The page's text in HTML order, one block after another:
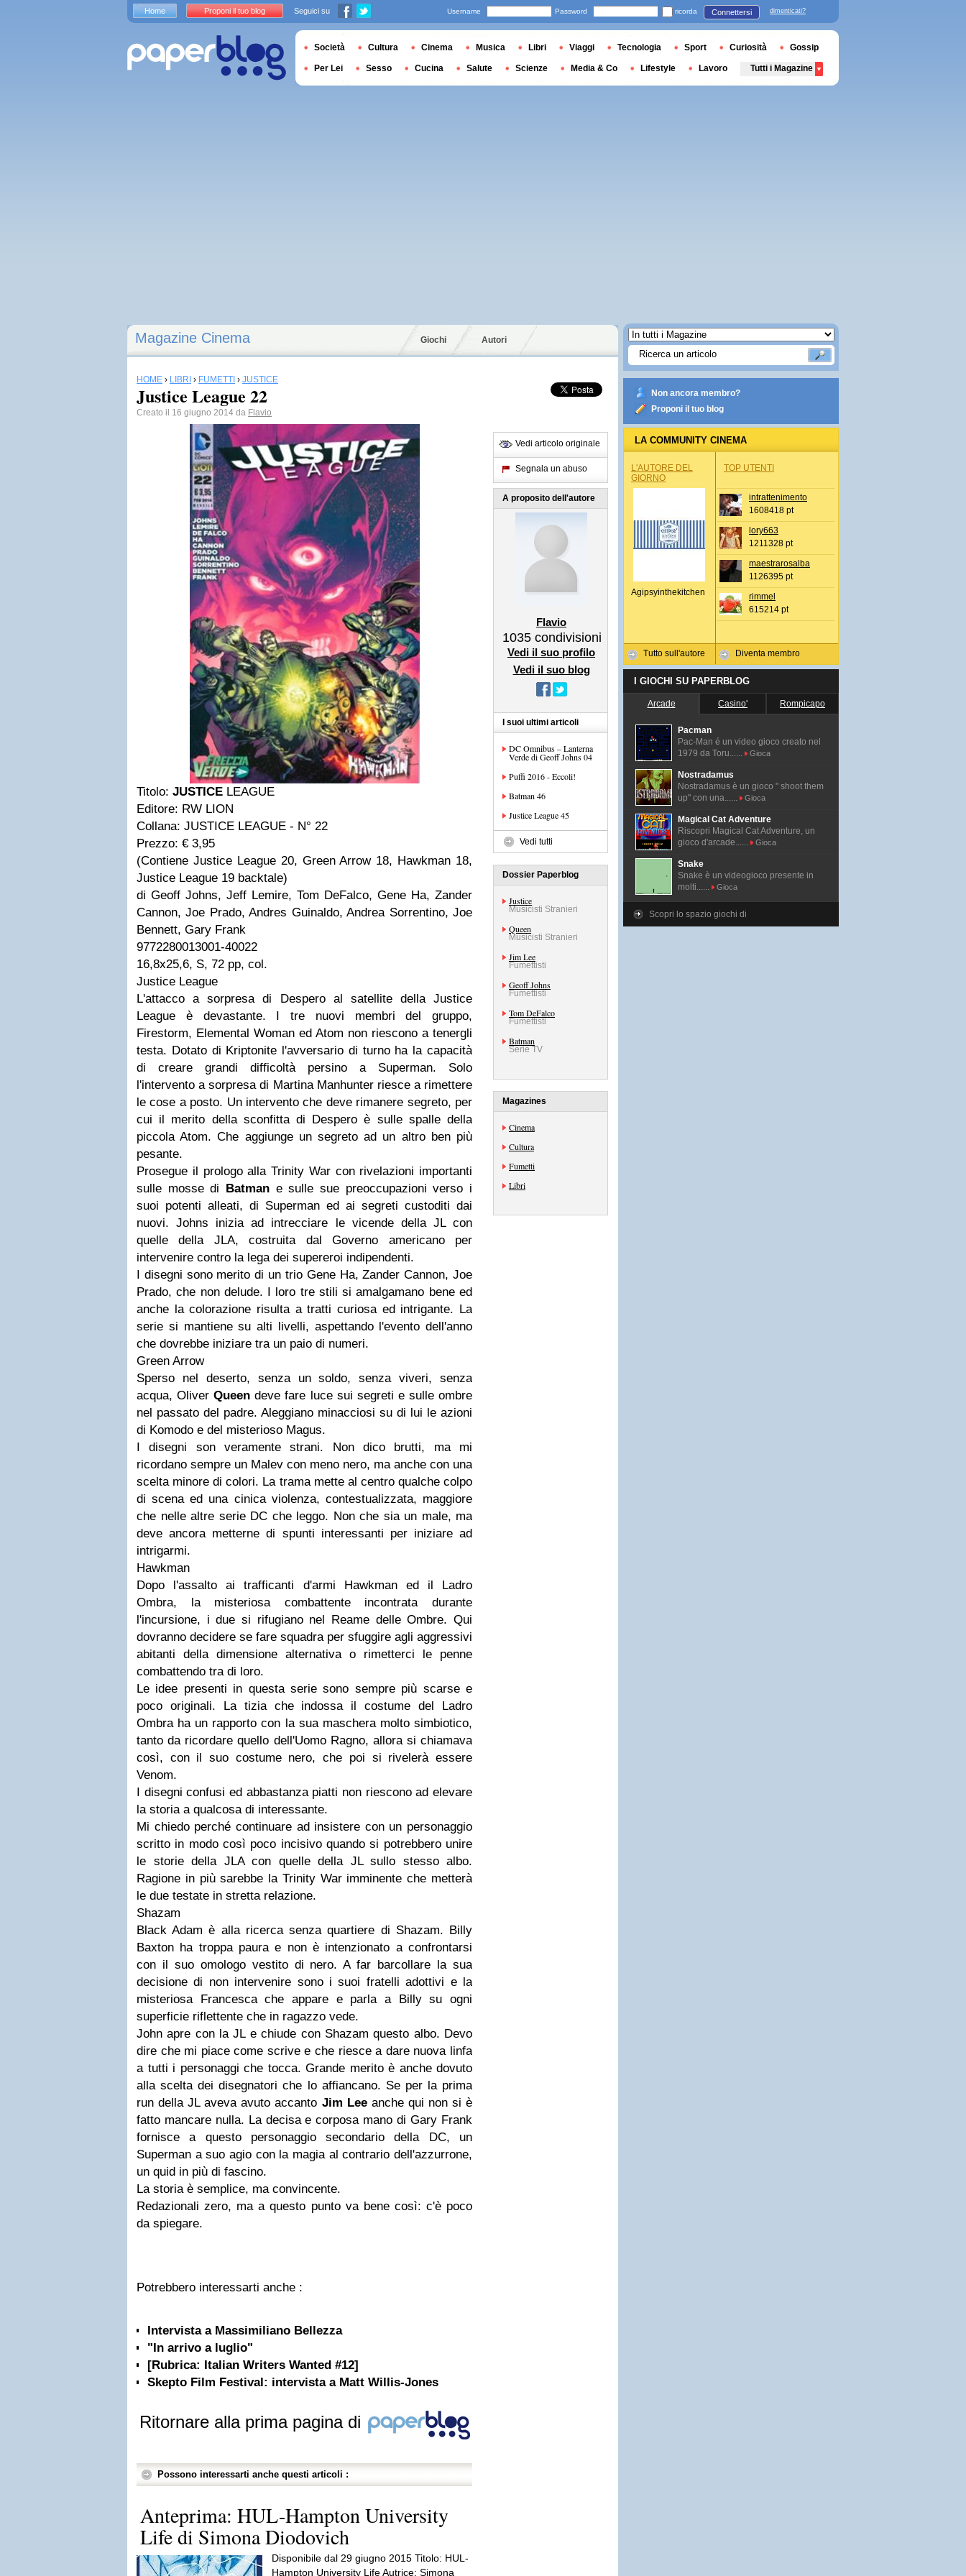
Magazine Cinema Giochi Autori
HOME › LIBRI › FUMETTI › JUSTICE
Justice League 22
Creato il 16 giugno 2014 da Flavio
Titolo: JUSTICE LEAGUE
Editore: RW LION
Collana: JUSTICE LEAGUE - N° 22
Prezzo: € 3,95
(Contiene Justice League 20, Green Arrow 18, Hawkman 18,
Justice League 19 backtale)
di Geoff Johns, Jeff Lemire, Tom DeFalco, Gene Ha, Zander
Cannon, Joe Prado, Andres Guinaldo, Andrea Sorrentino, Joe
Bennett, Gary Frank
9772280013001-40022
16,8x25,6, S, 72 pp, col.
Justice League
L'attacco a sorpresa di Despero al satellite della Justice
League è devastante. I tre nuovi membri del gruppo,
Firestorm, Elemental Woman ed Atom non riescono a tenergli
testa. Dotato di Kriptonite l'avversario di turno ha la capacità
di creare grandi difficoltà persino a Superman. Solo
l'intervento a sorpresa di Martina Manhunter riesce a rimettere
le cose a posto. Un intervento che deve rimanere segreto, per
cui il merito della sconfitta di Despero è sulle spalle della
piccola Atom. Che aggiunge un segreto ad un altro ben più
pesante.
Prosegue il prologo alla Trinity War con rivelazioni importanti
sulle mosse di Batman e sulle sue preoccupazioni verso i
suoi potenti alleati, di Superman ed ai segreti custoditi dai
nuovi. Johns inizia ad intrecciare le vicende della JL con
quelle della JLA, costruita dal Governo americano per
intervenire contro la lega dei supereroi indipendenti.
I disegni sono merito di un trio Gene Ha, Zander Cannon, Joe
Prado, che non delude. I loro tre stili si amalgamano bene ed
anche la colorazione risulta a tratti curiosa ed intrigante. La
serie si mantiene su alti livelli, aspettando l'evento dell'anno
che dovrebbe iniziare tra un paio di numeri.
Green Arrow
Sperso nel deserto, senza un soldo, senza viveri, senza
acqua, OliverQueen deve fare luce sui segreti e sulle ombre
nel passato del padre. Aleggiano minacciosi su di lui le azioni
di Komodo e del misterioso Magus.
I disegni son veramente strani. Non dico brutti, ma mi
ricordano sempre un Malev con meno nero, ma anche con una
scelta minore di colori. La trama mette al centro qualche colpo
di scena ed una cinica violenza, contestualizzata, maggiore
che nelle altre serie DC che leggo. Non che sia un male, ma
deve ancora metterne di spunti interessanti per iniziare ad
intrigarmi.
Hawkman
Dopo l'assalto ai trafficanti d'armi Hawkman ed il Ladro
Ombra, la misteriosa combattente incontrata durante
l'incursione, i due si rifugiano nel Reame delle Ombre. Qui
dovranno decidere se fare squadra per sfuggire agli aggressivi
abitanti della dimensione alternativa o rimetterci le penne
combattendo tra di loro.
Le idee presenti in questa serie sono sempre più scarse e
poco originali. La tizia che indossa il costume del Ladro
Ombra ha un rapporto con la sua maschera molto simbiotico,
tanto da ricordare quello dell'Uomo Ragno, allora si chiamava
così, con il suo costume nero, che poi si rivelerà essere
Venom.
I disegni confusi ed abbastanza piatti non riescono ad elevare
la storia a qualcosa di interessante.
Mi chiedo perché continuare ad insistere con un personaggio
scritto in modo così poco incisivo quando si potrebbero unire
le storie della JLA con quelle della JL sullo stesso albo.
Ragione in più sarebbe la Trinity War imminente che metterà
le due testate in stretta relazione.
Shazam
Black Adam è alla ricerca senza quartiere di Shazam. Billy
Baxton ha troppa paura e non è intenzionato a confrontarsi
con il suo omologo vestito di nero. A far barcollare la sua
decisione di non intervenire sono i suoi fratelli adottivi e la
misteriosa Francesca che appare e parla a Billy su ogni
superficie riflettente che in ragazzo vede.
John apre con la JL e chiude con Shazam questo albo. Devo
dire che mi piace come scrive e che riesce a dare nuova linfa
a tutti i personaggi che tocca. Grande merito è anche dovuto
alla scelta dei disegnatori che lo affiancano. Se per la prima
run della JL aveva avuto accanto Jim Leeanche qui non si è
fatto mancare nulla. La decisa e corposa mano di Gary Frank
fornisce a questo personaggio secondario della DC, un
Superman a suo agio con la magia al contrario dell'azzurrone,
un quid in più di fascino.
La storia è semplice, ma convincente.
Redazionali zero, ma a questo punto va bene così: c'è poco
da spiegare.
Potrebbero interessarti anche :
Intervista a Massimiliano Bellezza
"In arrivo a luglio"
[Rubrica: Italian Writers Wanted #12]
Skepto Film Festival: intervista a Matt Willis-Jones
Ritornare alla prima pagina di
Possono interessarti anche questi articoli :
Anteprima: HUL-Hampton University
Life di Simona Diodovich
Disponibile dal 29 giugno 2015 Titolo: HUL-
Hampton University Life Autrice: Simona
Vedi articolo originale
Segnala un abuso
A proposito dell'autore
Flavio
1035 condivisioni
Vedi il suo profilo
Vedi il suo blog
I suoi ultimi articoli
DC Omnibus – Lanterna
Verde di Geoff Johns 04
Puffi 2016 - Eccoli!
Batman 46
Justice League 45
Vedi tutti
Dossier Paperblog
Justice
Musicisti Stranieri
Queen
Musicisti Stranieri
Jim Lee
Fumettisti
Geoff Johns
Fumettisti
Tom DeFalco
Fumettisti
Batman
Serie TV
Magazines
Cinema
Cultura
Fumetti
Libri
Non ancora membro?
Proponi il tuo blog
LA COMMUNITY CINEMA
L'AUTORE DEL
GIORNO
Agipsyinthekitchen
Tutto sull'autore
TOP UTENTI
intrattenimento
1608418 pt
lory663
1211328 pt
maestrarosalba
1126395 pt
rimmel
615214 pt
Diventa membro
I GIOCHI SU PAPERBLOG
Arcade Casino' Rompicapo
Pacman
Pac-Man é un video gioco creato nel
1979 da Toru......
Gioca
Nostradamus
Nostradamus è un gioco " shoot them
up" con una......
Gioca
Magical Cat Adventure
Riscopri Magical Cat Adventure, un
gioco d'arcade......
Gioca
Snake
Snake è un videogioco presente in
molti......
Gioca
Scopri lo spazio giochi di
Home Proponi il tuo blog Seguici su Username Password ricorda Connettersi dimenticati?
Società Cultura Cinema Musica Libri Viaggi Tecnologia Sport Curiosità Gossip
Per Lei Sesso Cucina Salute Scienze Media & Co Lifestyle Lavoro Tutti i Magazine